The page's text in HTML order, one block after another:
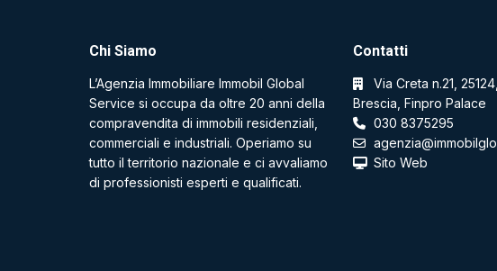
Chi Siamo
L’Agenzia Immobiliare Immobil Global
Service si occupa da oltre 20 anni della
compravendita di immobili residenziali,
commerciali e industriali. Operiamo su
tutto il territorio nazionale e ci avvaliamo
di professionisti esperti e qualificati.
Contatti
Via Creta n.21, 25124,
Brescia, Finpro Palace
030 8375295
Sito Web